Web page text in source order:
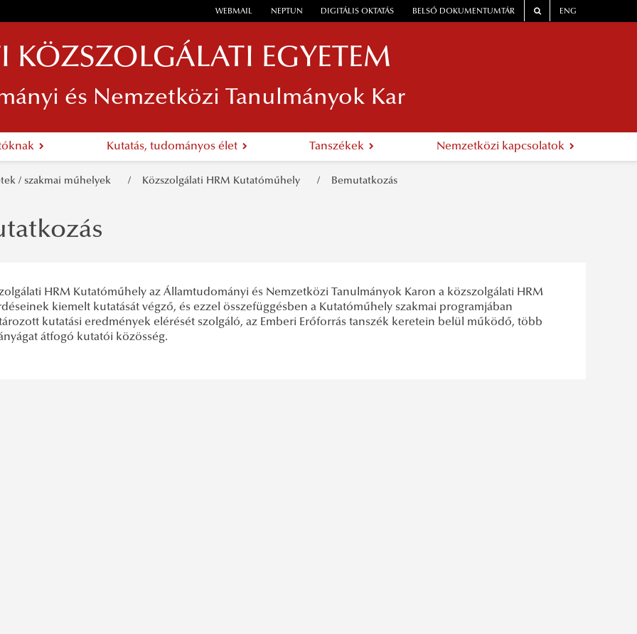
WEBMAIL NEPTUN DIGITÁLIS OKTATÁS BELSŐ DOKUMENTUMTÁR ENG
KÖZSZOLGÁLATI EGYETEM
és Nemzetközi Tanulmányok Kar
Kutatás, tudományos élet Tanszékek Nemzetközi kapcsolatok
/ szakmai műhelyek Közszolgálati HRM Kutatóműhely Bemutatkozás
HRM Kutatóműhely az Államtudományi és Nemzetközi Tanulmányok Karon a közszolgálati HRM
kiemelt kutatását végző, és ezzel összefüggésben a Kutatóműhely szakmai programjában
kutatási eredmények elérését szolgáló, az Emberi Erőforrás tanszék keretein belül működő, több
átfogó kutatói közösség.